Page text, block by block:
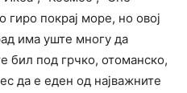
гиро покрај море, но овој
има уште многу да
бил под грчко, отоманско,
да е еден од најважните